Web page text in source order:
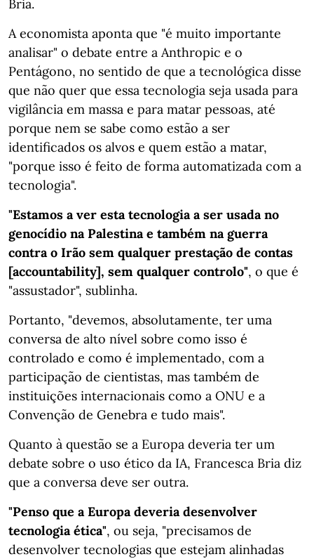
Bria.
A economista aponta que "é muito importante
analisar" o debate entre a Anthropic e o
Pentágono, no sentido de que a tecnológica disse
que não quer que essa tecnologia seja usada para
vigilância em massa e para matar pessoas, até
porque nem se sabe como estão a ser
identificados os alvos e quem estão a matar,
"porque isso é feito de forma automatizada com a
tecnologia".
"Estamos a ver esta tecnologia a ser usada no
genocídio na Palestina e também na guerra
contra o Irão sem qualquer prestação de contas
[accountability], sem qualquer controlo", o que é
"assustador", sublinha.
Portanto, "devemos, absolutamente, ter uma
conversa de alto nível sobre como isso é
controlado e como é implementado, com a
participação de cientistas, mas também de
instituições internacionais como a ONU e a
Convenção de Genebra e tudo mais".
Quanto à questão se a Europa deveria ter um
debate sobre o uso ético da IA, Francesca Bria diz
que a conversa deve ser outra.
"Penso que a Europa deveria desenvolver
tecnologia ética", ou seja, "precisamos de
desenvolver tecnologias que estejam alinhadas